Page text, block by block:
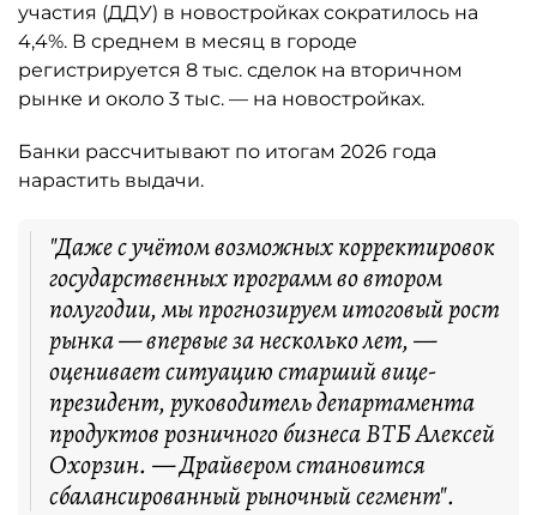
участия (ДДУ) в новостройках сократилось на
4,4%. В среднем в месяц в городе
регистрируется 8 тыс. сделок на вторичном
рынке и около 3 тыс. — на новостройках.
Банки рассчитывают по итогам 2026 года
нарастить выдачи.
"Даже с учётом возможных корректировок
государственных программ во втором
полугодии, мы прогнозируем итоговый рост
рынка — впервые за несколько лет, —
оценивает ситуацию старший вице-
президент, руководитель департамента
продуктов розничного бизнеса ВТБ Алексей
Охорзин. — Драйвером становится
сбалансированный рыночный сегмент".